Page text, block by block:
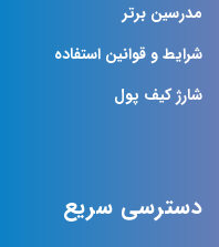
مدرسین برتر
شرایط و قوانین استفاده
شارژ کیف پول
دسترسی سریع